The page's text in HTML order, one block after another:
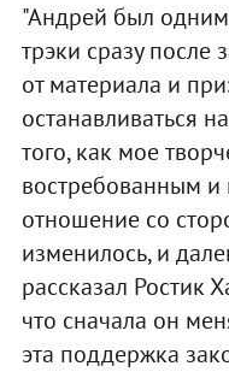
"Андрей был
трэки сразу после
от материала и
останавливаться
того, как мое
востребованным и
отношение со
изменилось, и
рассказал Ростик
что сначала он
эта поддержка